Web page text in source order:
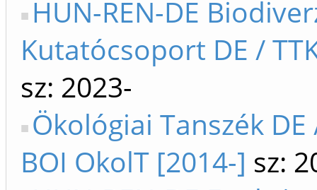
HUN-REN-DE
Kutatócsoport DE /
sz: 2023-
Ökológiai Tanszék DE
BOI OkolT [2014-] sz: